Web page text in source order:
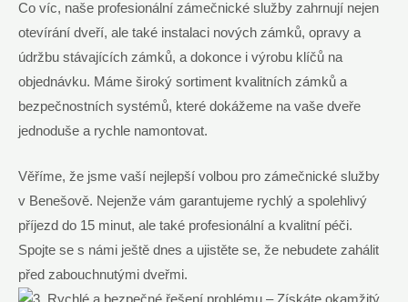
Co víc, naše profesionální zámečnické služby zahrnují nejen
otevírání dveří, ale také instalaci nových zámků, opravy a
údržbu stávajících zámků, a dokonce i výrobu klíčů na
objednávku. Máme široký sortiment kvalitních zámků a
bezpečnostních systémů, které dokážeme na vaše dveře
jednoduše a rychle namontovat.
Věříme, že jsme vaší nejlepší volbou pro zámečnické služby
v Benešově. Nejenže vám garantujeme rychlý a spolehlivý
příjezd do 15 minut, ale také profesionální a kvalitní péči.
Spojte se s námi ještě dnes a ujistěte se, že nebudete zahálit
před zabouchnutými dveřmi.